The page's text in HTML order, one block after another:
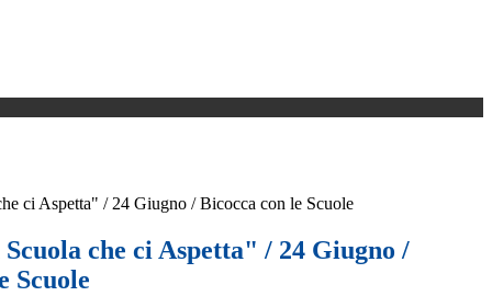
ci Aspetta" / 24 Giugno / Bicocca con le Scuole
che ci Aspetta" / 24 Giugno /
Scuole